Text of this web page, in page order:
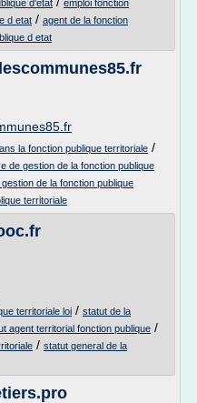
d'etat
emploi fonction
d etat / agent de la fonction
d etat
la fonction publique territoriale /
de gestion de la fonction publique
de la fonction publique
territoriale
territoriale loi / statut de la
agent territorial fonction publique /
/ statut general de la